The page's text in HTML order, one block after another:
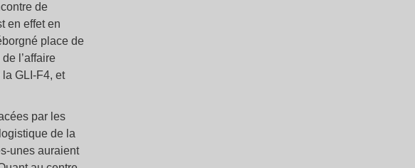
de
en effet en
place de
l’affaire
GLI-F4, et
par les
de la
unes auraient